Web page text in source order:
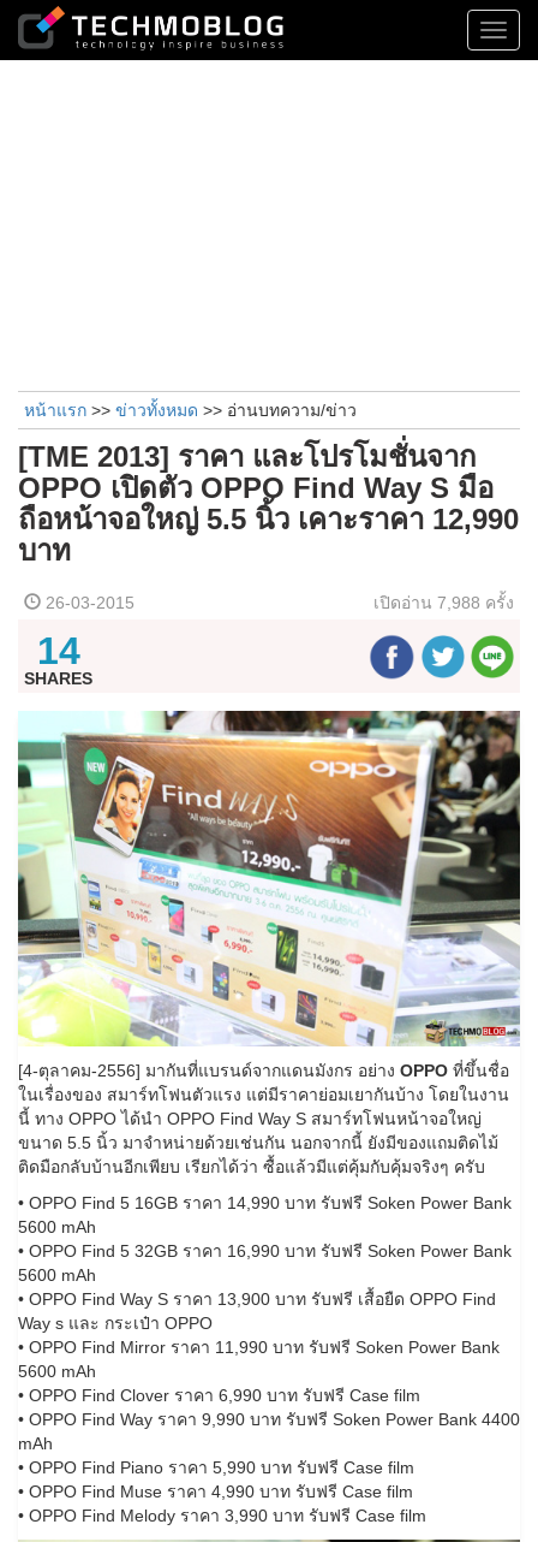
หน้าแรก >> ข่าวทั้งหมด >> อ่านบทความ/ข่าว
[TME 2013] ราคา และโปรโมชั่นจาก
OPPO เปิดตัว OPPO Find Way S มือ
ถือหน้าจอใหญ่ 5.5 นิ้ว เคาะราคา 12,990
บาท
26-03-2015 เปิดอ่าน 7,988 ครั้ง
14
SHARES
[4-ตุลาคม-2556] มากันที่แบรนด์จากแดนมังกร อย่าง OPPO ที่ขึ้นชื่อ
ในเรื่องของ สมาร์ทโฟนตัวแรง แต่มีราคาย่อมเยากันบ้าง โดยในงาน
นี้ ทาง OPPO ได้นำ OPPO Find Way S สมาร์ทโฟนหน้าจอใหญ่
ขนาด 5.5 นิ้ว มาจำหน่ายด้วยเช่นกัน นอกจากนี้ ยังมีของแถมติดไม้
ติดมือกลับบ้านอีกเพียบ เรียกได้ว่า ซื้อแล้วมีแต่คุ้มกับคุ้มจริงๆ ครับ
• OPPO Find 5 16GB ราคา 14,990 บาท รับฟรี Soken Power Bank
5600 mAh
• OPPO Find 5 32GB ราคา 16,990 บาท รับฟรี Soken Power Bank
5600 mAh
• OPPO Find Way S ราคา 13,900 บาท รับฟรี เสื้อยืด OPPO Find
Way s และ กระเป๋า OPPO
• OPPO Find Mirror ราคา 11,990 บาท รับฟรี Soken Power Bank
5600 mAh
• OPPO Find Clover ราคา 6,990 บาท รับฟรี Case film
• OPPO Find Way ราคา 9,990 บาท รับฟรี Soken Power Bank 4400
mAh
• OPPO Find Piano ราคา 5,990 บาท รับฟรี Case film
• OPPO Find Muse ราคา 4,990 บาท รับฟรี Case film
• OPPO Find Melody ราคา 3,990 บาท รับฟรี Case film